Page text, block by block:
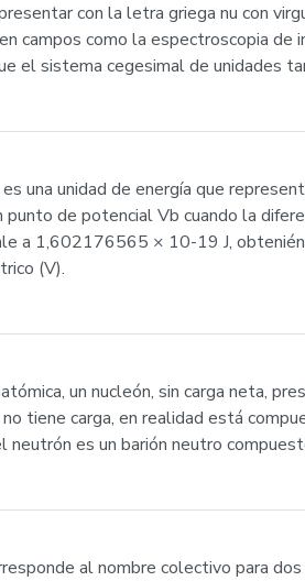
con la letra griega nu con
campos como la espectroscopia
el sistema cegesimal de unidades
una unidad de energía que
de potencial Vb cuando la
a 1,602176565 × 10-19 J,
(V).
un nucleón, sin carga neta,
tiene carga, en realidad está
neutrón es un barión neutro
al nombre colectivo para